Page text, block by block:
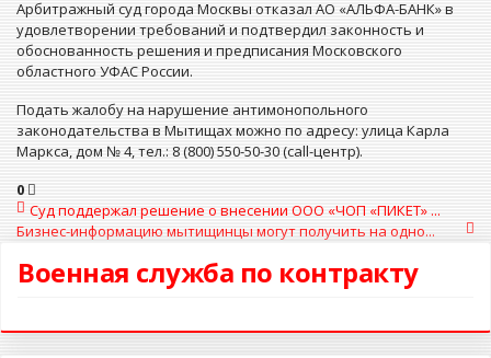
Арбитражный суд города Москвы отказал АО «АЛЬФА-БАНК» в
удовлетворении требований и подтвердил законность и
обоснованность решения и предписания Московского
областного УФАС России.
Подать жалобу на нарушение антимонопольного
законодательства в Мытищах можно по адресу: улица Карла
Маркса, дом № 4, тел.: 8 (800) 550-50-30 (call-центр).
0
Суд поддержал решение о внесении ООО «ЧОП «ПИКЕТ» ...
Бизнес-информацию мытищинцы могут получить на одно...
Военная служба по контракту